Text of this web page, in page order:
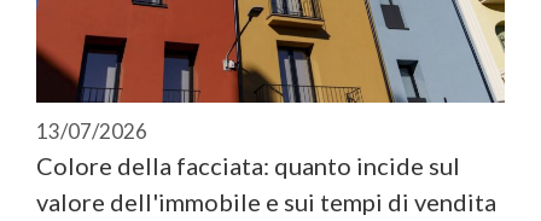
13/07/2026
Colore della facciata: quanto incide sul
valore dell'immobile e sui tempi di vendita